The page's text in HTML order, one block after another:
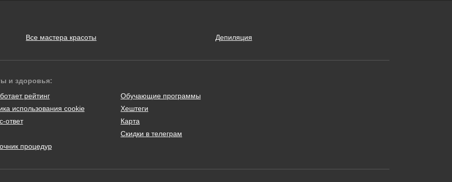
Все мастера красоты Депиляция
и здоровья:
рейтинг
использования cookie
ответ
процедур
Обучающие программы
Хештеги
Карта
Скидки в телеграм